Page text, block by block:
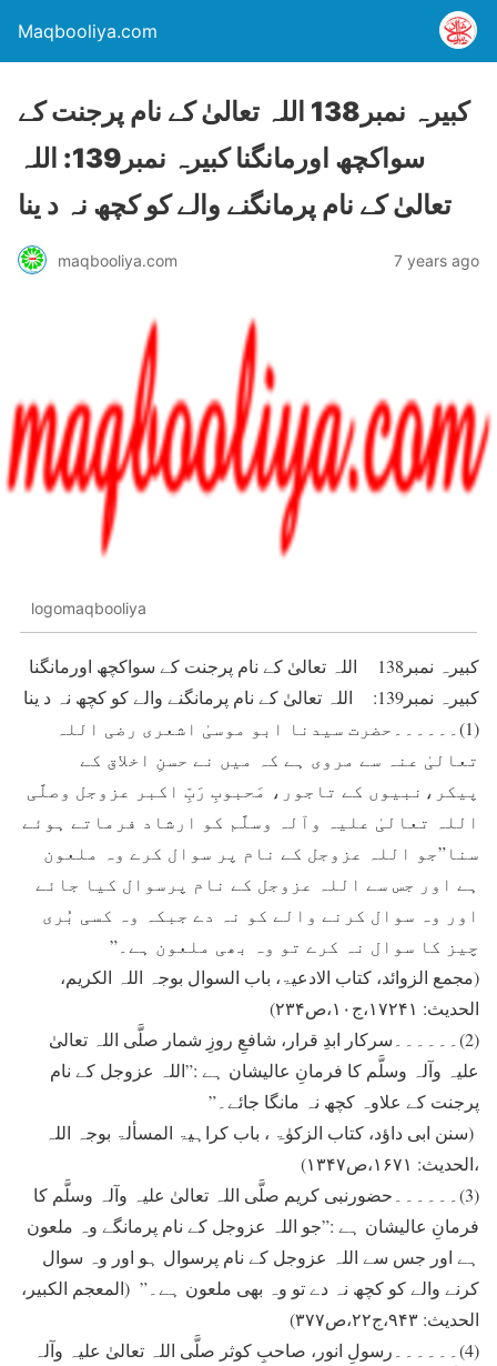
Maqbooliya.com
کبيرہ نمبر138 اللہ تعالیٰ کے نام پرجنت کے
سواکچھ اورمانگنا کبيرہ نمبر139: اللہ
تعالیٰ کے نام پرمانگنے والے کو کچھ نہ د ينا
maqbooliya.com 7 years ago
logomaqbooliya
کبيرہ نمبر138 اللہ تعالیٰ کے نام پرجنت کے سواکچھ اورمانگنا
کبيرہ نمبر139: اللہ تعالیٰ کے نام پرمانگنے والے کو کچھ نہ د ينا
(1)۔۔۔۔۔۔حضرت سيدنا ابو موسیٰ اشعری رضی اللہ
تعالیٰ عنہ سے مروی ہے کہ ميں نے حسنِ اخلاق کے
پیکر،نبیوں کے تاجور، مَحبوبِ رَبِّ اکبر عزوجل وصلَّی
اللہ تعالیٰ علیہ وآلہ وسلَّم کو ارشاد فرماتے ہوئے
سنا”جو اللہ عزوجل کے نام پر سوال کرے وہ ملعون
ہے اور جس سے اللہ عزوجل کے نام پرسوال کيا جائے
اور وہ سوال کرنے والے کو نہ دے جبکہ وہ کسی بُری
چيز کا سوال نہ کرے تو وہ بھی ملعون ہے۔”
(مجمع الزوائد، کتاب الادعیۃ، باب السوال بوجہ اللہ الکریم،
الحدیث: ۱۷۲۴۱،ج۱۰،ص۲۳۴)
(2)۔۔۔۔۔۔سرکار ابدِ قرار، شافعِ روزِ شمار صلَّی اللہ تعالیٰ
علیہ وآلہ وسلَّم کا فرمانِ عالیشان ہے :”اللہ عزوجل کے نام
پرجنت کے علاوہ کچھ نہ مانگا جائے۔”
(سنن ابی داؤد، کتاب الزکوٰۃ ، باب کراہیۃ المسألۃ بوجہ اللہ
،الحدیث: ۱۶۷۱،ص۱۳۴۷)
(3)۔۔۔۔۔۔حضورنبی کریم صلَّی اللہ تعالیٰ علیہ وآلہ وسلَّم کا
فرمانِ عالیشان ہے :”جو اللہ عزوجل کے نام پرمانگے وہ ملعون
ہے اور جس سے اللہ عزوجل کے نام پرسوال ہو اور وہ سوال
کرنے والے کو کچھ نہ دے تو وہ بھی ملعون ہے۔” (المعجم الکبیر،
الحدیث: ۹۴۳،ج۲۲،ص۳۷۷)
(4)۔۔۔۔۔۔رسولِ انور، صاحبِ کوثر صلَّی اللہ تعالیٰ علیہ وآلہ